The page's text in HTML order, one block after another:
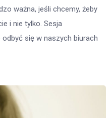
ważna, jeśli chcemy, żeby
i nie tylko. Sesja
się w naszych biurach